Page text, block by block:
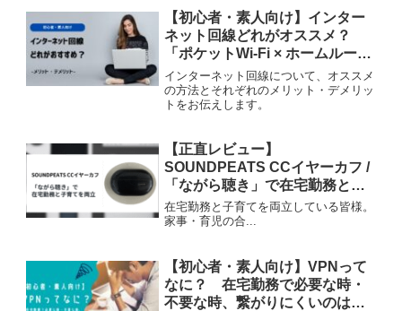
【初心者・素人向け】インター
ネット回線どれがオススメ？
「ポケットWi-Fi × ホームルータ
ー × 光回線」それぞれの違いと
メリット・デメリット
インターネット回線について、オススメ
の方法とそれぞれのメリット・デメリッ
トをお伝えします。
【正直レビュー】
SOUNDPEATS CCイヤーカフ /
「ながら聴き」で在宅勤務と子
育てを両立
在宅勤務と子育てを両立している皆様。
家事・育児の合...
【初心者・素人向け】VPNって
なに？ 在宅勤務で必要な時・
不要な時、繋がりにくいのはな